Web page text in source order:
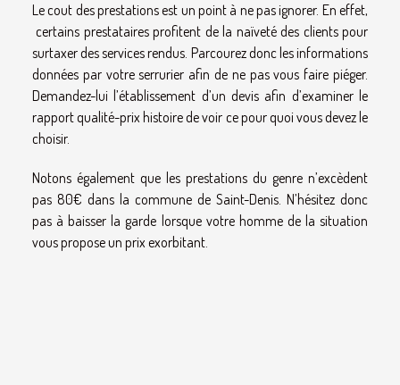
Le cout des prestations est un point à ne pas ignorer. En effet,
certains prestataires profitent de la naïveté des clients pour
surtaxer des services rendus. Parcourez donc les informations
données par votre serrurier afin de ne pas vous faire piéger.
Demandez-lui l’établissement d’un devis afin d’examiner le
rapport qualité-prix histoire de voir ce pour quoi vous devez le
choisir.
Notons également que les prestations du genre n’excèdent
pas 80€ dans la commune de Saint-Denis. N’hésitez donc
pas à baisser la garde lorsque votre homme de la situation
vous propose un prix exorbitant.